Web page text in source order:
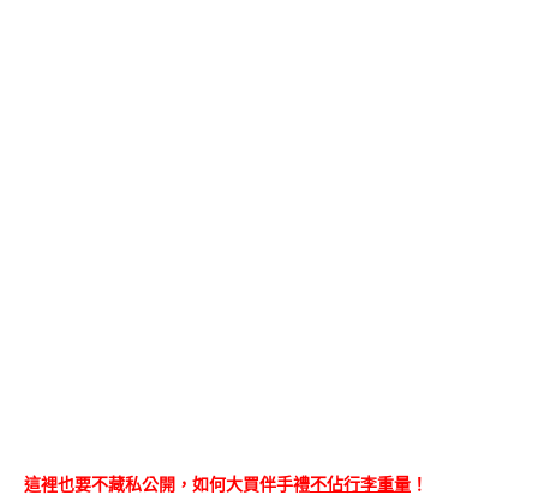
這裡也要不藏私公開，如何大買伴手禮不佔行李重量 ！